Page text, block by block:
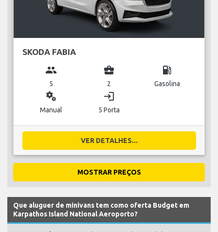
SKODA FABIA
group
5
business_center
2
local_gas_station
Gasolina
miscellaneous_services
Manual
login
5 Porta
VER DETALHES...
MOSTRAR PREÇOS
Que aluguer de minivans tem como oferta Budget em
Karpathos Island National Aeroporto?